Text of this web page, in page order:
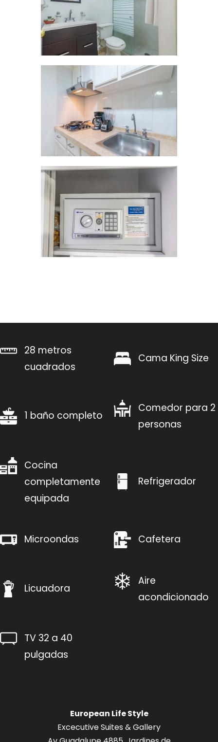
28 metros
cuadrados
Cama King Size
1 baño completo
Comedor para 2
personas
Cocina
completamente
equipada
Refrigerador
Microondas Cafetera
Licuadora
Aire
acondicionado
TV 32 a 40
pulgadas
European Life Style
Excecutive Suites & Gallery